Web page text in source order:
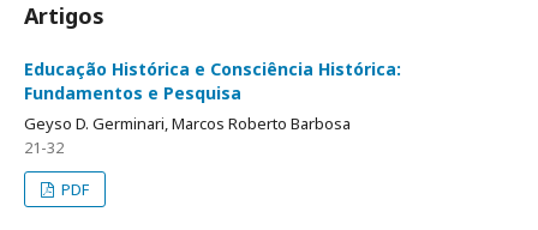
Artigos
Educação Histórica e Consciência Histórica:
Fundamentos e Pesquisa
Geyso D. Germinari, Marcos Roberto Barbosa
21-32
PDF